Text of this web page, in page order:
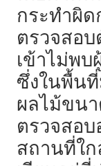
กระทำผิ
ตรวจสอ
เข้าไม่พบ
ซึ่งในพื้น
ผลไม้ขน
ตรวจสอบ
สถานที่ใก